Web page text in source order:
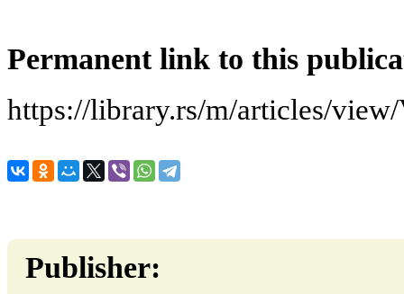
Permanent link to this
https://library.rs/m/articles/
Publisher: